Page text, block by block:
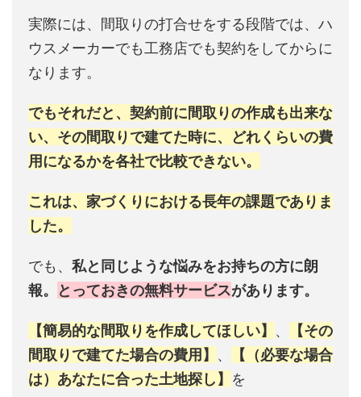
実際には、間取りの打合せをする段階では、ハ
ウスメーカーでも工務店でも契約をしてからに
なります。
でもそれだと、契約前に間取りの作成も出来な
い、その間取りで建てた時に、どれくらいの費
用になるかを各社で比較できない。
これは、家づくりにおける長年の課題でありま
した。
でも、 私と同じような悩みをお持ちの方に朗
報。
とっておきの無料サービスがあります。
【簡易的な間取りを作成してほしい】 、
【その
間取りで建てた場合の費用】 、
【（必要な場合
は）あなたに合った土地探し】 を